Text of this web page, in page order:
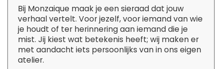
Bij Monzaique maak je een sieraad dat jouw
verhaal vertelt. Voor jezelf, voor iemand van wie
je houdt of ter herinnering aan iemand die je
mist. Jij kiest wat betekenis heeft; wij maken er
met aandacht iets persoonlijks van in ons eigen
atelier.